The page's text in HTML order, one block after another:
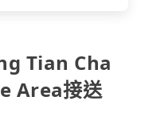
Tian Cha
Area接送